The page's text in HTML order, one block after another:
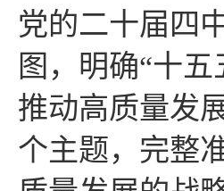
党的二十届四
图，明确“十
推动高质量发
个主题，完整